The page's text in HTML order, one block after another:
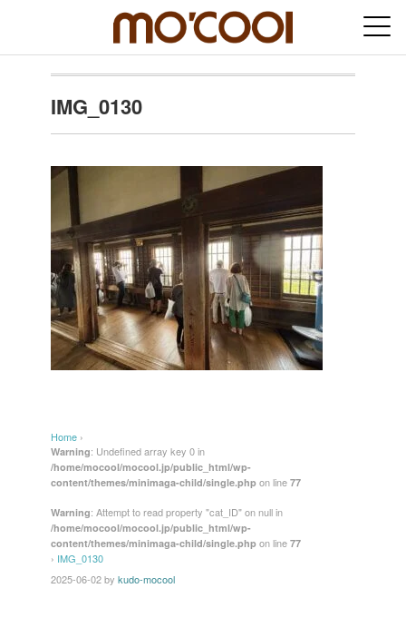
IMG_0130
Home ›
Warning: Undefined array key 0 in
/home/mocool/mocool.jp/public_html/wp-
content/themes/minimaga-child/single.php on line 77
Warning: Attempt to read property "cat_ID" on null in
/home/mocool/mocool.jp/public_html/wp-
content/themes/minimaga-child/single.php on line 77
› IMG_0130
2025-06-02by kudo-mocool